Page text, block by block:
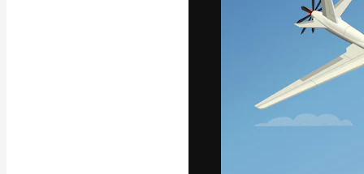
La
migliori lavori.
creativi,
Italiano